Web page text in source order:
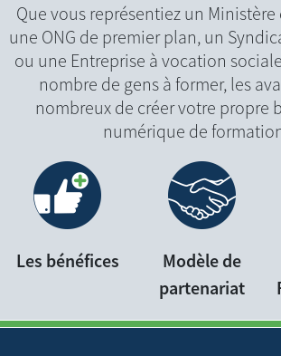
Que vous représentiez un Ministère
une ONG de premier plan, un
ou une Entreprise à vocation
nombre de gens à former, les
nombreux de créer votre propre
numérique de
Les bénéfices
Modèle de
partenariat